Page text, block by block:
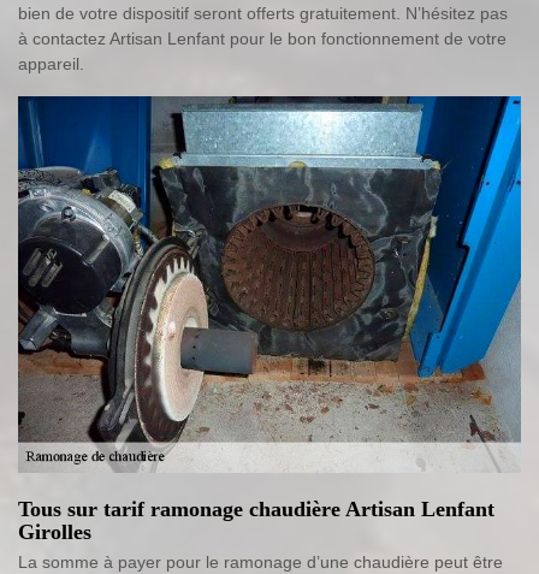
bien de votre dispositif seront offerts gratuitement. N’hésitez pas
à contactez Artisan Lenfant pour le bon fonctionnement de votre
appareil.
Tous sur tarif ramonage chaudière Artisan Lenfant
Girolles
La somme à payer pour le ramonage d’une chaudière peut être